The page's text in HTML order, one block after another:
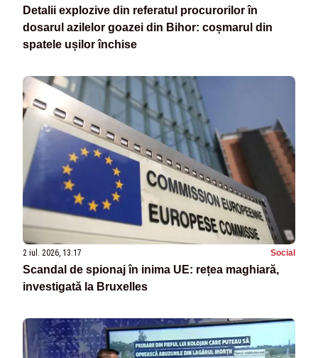
Detalii explozive din referatul procurorilor în
dosarul azilelor goazei din Bihor: coșmarul din
spatele ușilor închise
2 iul. 2026, 13:17 Social
Scandal de spionaj în inima UE: rețea maghiară,
investigată la Bruxelles